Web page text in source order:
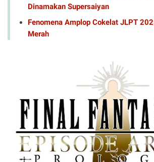
Dinamakan Supersaiyan
Fenomena Amplop Cokelat JLPT
Merah